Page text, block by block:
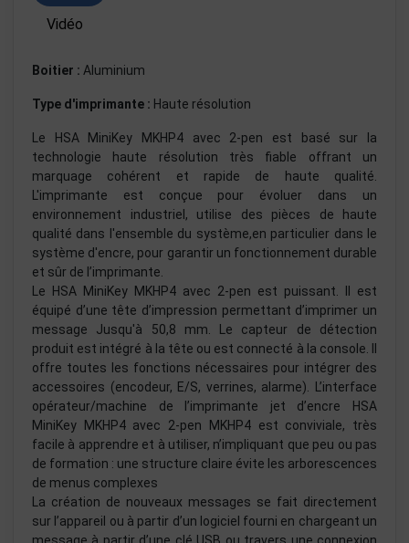
Vidéo
Boitier : Aluminium
Type d'imprimante : Haute résolution
Le HSA MiniKey MKHP4 avec 2-pen est basé sur la
technologie haute résolution très fiable offrant un
marquage cohérent et rapide de haute qualité.
L'imprimante est conçue pour évoluer dans un
environnement industriel, utilise des pièces de haute
qualité dans l'ensemble du système,en particulier dans le
système d'encre, pour garantir un fonctionnement durable
et sûr de l’imprimante.
Le HSA MiniKey MKHP4 avec 2-pen est puissant. Il est
équipé d’une tête d’impression permettant d’imprimer un
message Jusqu'à 50,8 mm. Le capteur de détection
produit est intégré à la tête ou est connecté à la console. Il
offre toutes les fonctions nécessaires pour intégrer des
accessoires (encodeur, E/S, verrines, alarme). L’interface
opérateur/machine de l’imprimante jet d’encre HSA
MiniKey MKHP4 avec 2-pen MKHP4 est conviviale, très
facile à apprendre et à utiliser, n’impliquant que peu ou pas
de formation : une structure claire évite les arborescences
de menus complexes
La création de nouveaux messages se fait directement
sur l’appareil ou à partir d’un logiciel fourni en chargeant un
message à partir d’une clé USB ou travers une connexion